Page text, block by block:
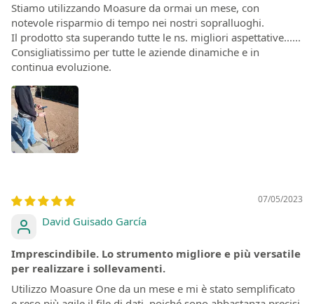
Stiamo utilizzando Moasure da ormai un mese, con
notevole risparmio di tempo nei nostri sopralluoghi.
Il prodotto sta superando tutte le ns. migliori aspettative......
Consigliatissimo per tutte le aziende dinamiche e in
continua evoluzione.
07/05/2023
David Guisado García
Imprescindibile. Lo strumento migliore e più versatile
per realizzare i sollevamenti.
Utilizzo Moasure One da un mese e mi è stato semplificato